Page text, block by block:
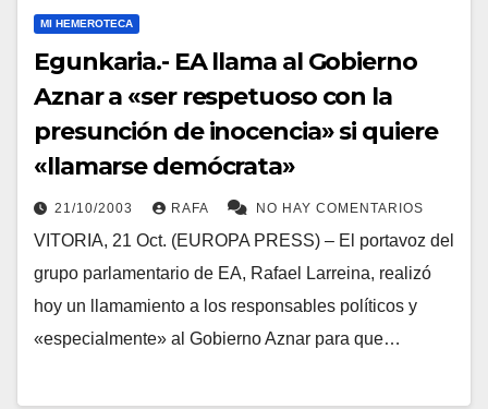
MI HEMEROTECA
Egunkaria.- EA llama al Gobierno
Aznar a «ser respetuoso con la
presunción de inocencia» si quiere
«llamarse demócrata»
21/10/2003 RAFA NO HAY COMENTARIOS
VITORIA, 21 Oct. (EUROPA PRESS) – El portavoz del
grupo parlamentario de EA, Rafael Larreina, realizó
hoy un llamamiento a los responsables polí­ticos y
«especialmente» al Gobierno Aznar para que…